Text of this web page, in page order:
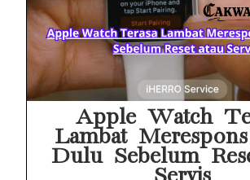
Apple Watch
Lambat
Dulu Sebelum